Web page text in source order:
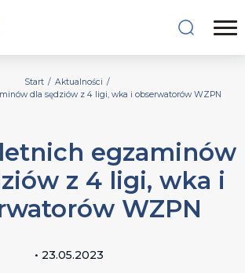
Start / Aktualności /
dla sędziów z 4 ligi, wka i obserwatorów WZPN
egzaminów
z 4 ligi, wka i
WZPN
• 23.05.2023